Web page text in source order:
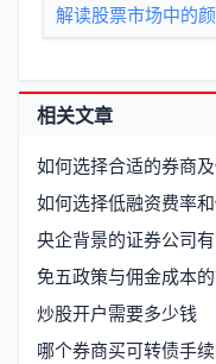
相关文章
炒股开户需要多少钱